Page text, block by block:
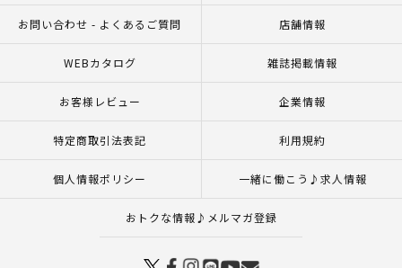
お問い合わせ - よくあるご質問 店舗情報
WEBカタログ 雑誌掲載情報
お客様レビュー 企業情報
特定商取引法表記 利用規約
個人情報ポリシー 一緒に働こう♪求人情報
おトクな情報♪メルマガ登録